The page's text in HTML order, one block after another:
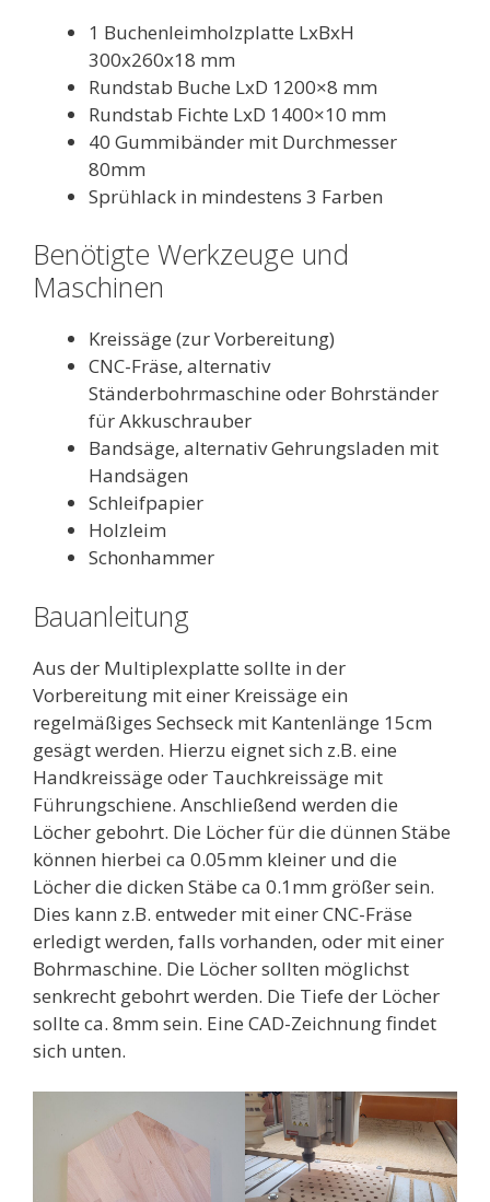
1 Buchenleimholzplatte LxBxH
300x260x18 mm
Rundstab Buche LxD 1200×8 mm
Rundstab Fichte LxD 1400×10 mm
40 Gummibänder mit Durchmesser
80mm
Sprühlack in mindestens 3 Farben
Benötigte Werkzeuge und
Maschinen
Kreissäge (zur Vorbereitung)
CNC-Fräse, alternativ
Ständerbohrmaschine oder Bohrständer
für Akkuschrauber
Bandsäge, alternativ Gehrungsladen mit
Handsägen
Schleifpapier
Holzleim
Schonhammer
Bauanleitung
Aus der Multiplexplatte sollte in der
Vorbereitung mit einer Kreissäge ein
regelmäßiges Sechseck mit Kantenlänge 15cm
gesägt werden. Hierzu eignet sich z.B. eine
Handkreissäge oder Tauchkreissäge mit
Führungschiene. Anschließend werden die
Löcher gebohrt. Die Löcher für die dünnen Stäbe
können hierbei ca 0.05mm kleiner und die
Löcher die dicken Stäbe ca 0.1mm größer sein.
Dies kann z.B. entweder mit einer CNC-Fräse
erledigt werden, falls vorhanden, oder mit einer
Bohrmaschine. Die Löcher sollten möglichst
senkrecht gebohrt werden. Die Tiefe der Löcher
sollte ca. 8mm sein. Eine CAD-Zeichnung findet
sich unten.